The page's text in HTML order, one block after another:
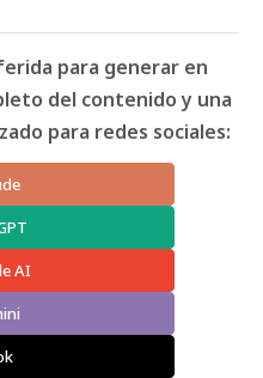
para generar en
del contenido y una
para redes sociales:
AI